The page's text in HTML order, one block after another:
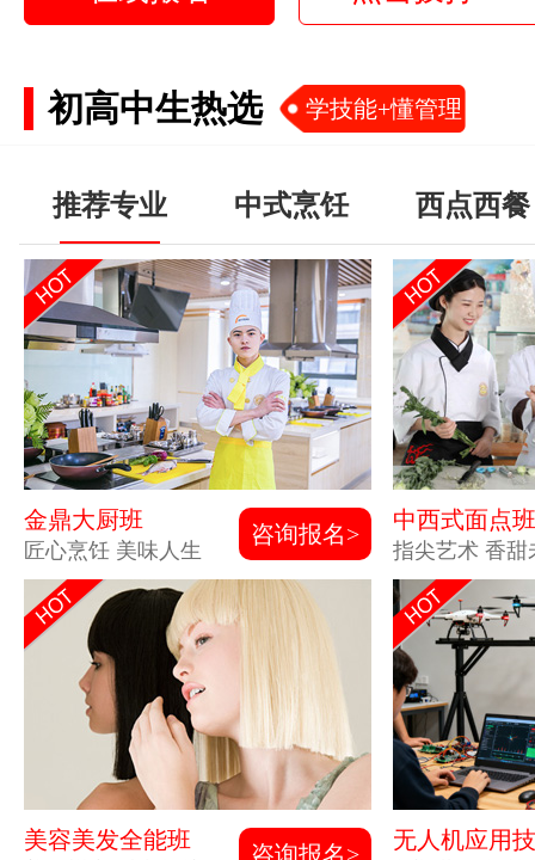
初高中生热选 学技能+懂管理
推荐专业 中式烹饪 西点西餐
金鼎大厨班
匠心烹饪 美味人生
咨询报名>
中西式面点班
指尖艺术 香甜
美容美发全能班
咨询报名>
无人机应用